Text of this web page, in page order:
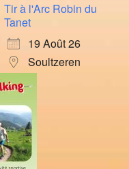
Tir à l'Arc Robin du
Tanet
19 Août 26
Soultzeren